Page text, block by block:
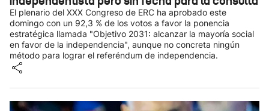
El plenario del XXX Congreso de ERC ha aprobado este
domingo con un 92,3 % de los votos a favor la ponencia
estratégica llamada "Objetivo 2031: alcanzar la mayoría social
en favor de la independencia", aunque no concreta ningún
método para lograr el referéndum de independencia.